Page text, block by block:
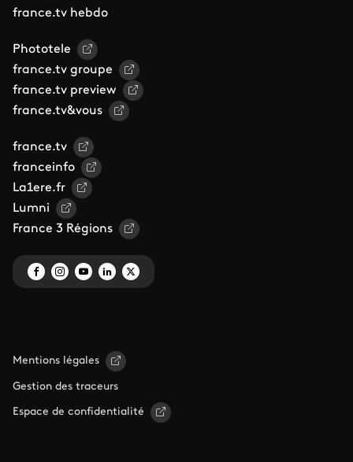
france.tv hebdo
Phototele
france.tv groupe
france.tv preview
france.tv&vous
france.tv
franceinfo
La1ere.fr
Lumni
France 3 Régions
Mentions légales
Gestion des traceurs
Espace de confidentialité